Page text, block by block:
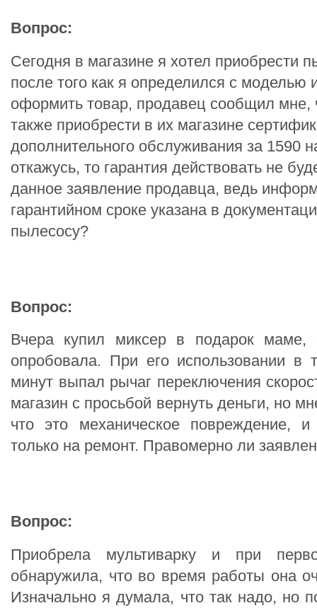
Вопрос:
Сегодня в магазине я хотел приобрести
после того как я определился с моделью
оформить товар, продавец сообщил мне,
также приобрести в их магазине
дополнительного обслуживания за 1590
откажусь, то гарантия действовать не
данное заявление продавца, ведь
гарантийном сроке указана в
пылесосу?
Вопрос:
Вчера купил миксер в подарок маме,
опробовала. При его использовании в
минут выпал рычаг переключения
магазин с просьбой вернуть деньги, но
что это механическое повреждение,
только на ремонт. Правомерно ли
Вопрос:
Приобрела мультиварку и при
обнаружила, что во время работы она
Изначально я думала, что так надо, но